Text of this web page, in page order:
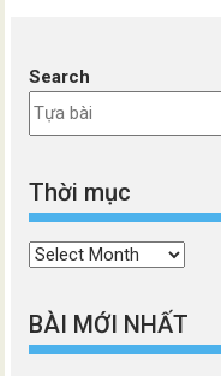
Search
Thời mục
Thời
BÀI MỚI NHẤT